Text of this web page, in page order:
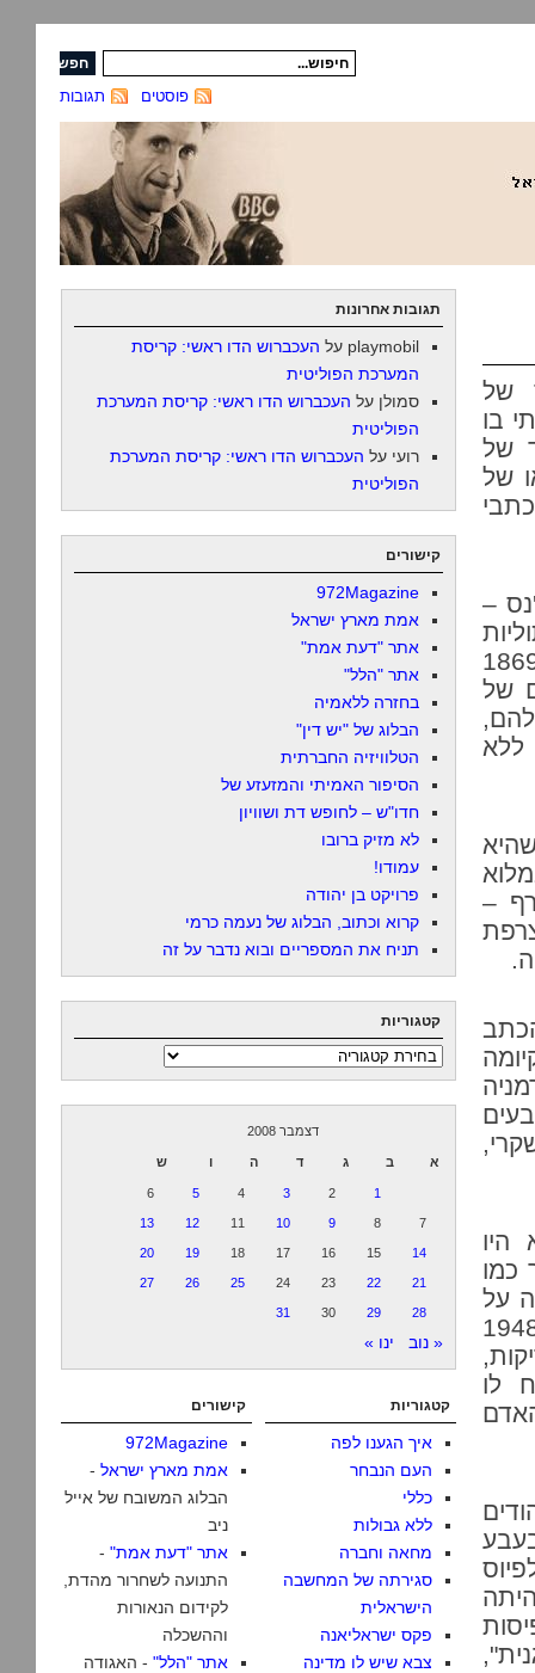
תגובות פוסטים
של
בו
של
של
–
של
ללא
–
היו
כמו
על
לו
תגובות אחרונות
playmobil על העכברוש הדו ראשי: קריסת
המערכת הפוליטית
סמולן על העכברוש הדו ראשי: קריסת המערכת
הפוליטית
רועי על העכברוש הדו ראשי: קריסת המערכת
הפוליטית
קישורים
972Magazine
אמת מארץ ישראל
אתר "דעת אמת"
אתר "הלל"
בחזרה ללאמיה
הבלוג של "יש דין"
הטלוויזיה החברתית
הסיפור האמיתי והמזעזע של
חדו"ש – לחופש דת ושוויון
לא מזיק ברובו
עמודו!
פרויקט בן יהודה
קרוא וכתוב, הבלוג של נעמה כרמי
תניח את המספריים ובוא נדבר על זה
קטגוריות
קטגוריות
דצמבר 2008
א ב ג ד ה ו ש
1
2
3
4
5
6
7
8
9
10
11
12
13
14
15
16
17
18
19
20
21
22
23
24
25
26
27
28
29
30
31
« נוב ינו »
קטגוריות
איך הגענו לפה
העם הנבחר
כללי
ללא גבולות
מחאה וחברה
סגירתה של המחשבה
הישראלית
פקס ישראליאנה
צבא שיש לו מדינה
קישורים
972Magazine
אמת מארץ ישראל -
הבלוג המשובח של אייל
ניב
אתר "דעת אמת" -
התנועה לשחרור מהדת,
לקידום הנאורות
וההשכלה
אתר "הלל" - האגודה